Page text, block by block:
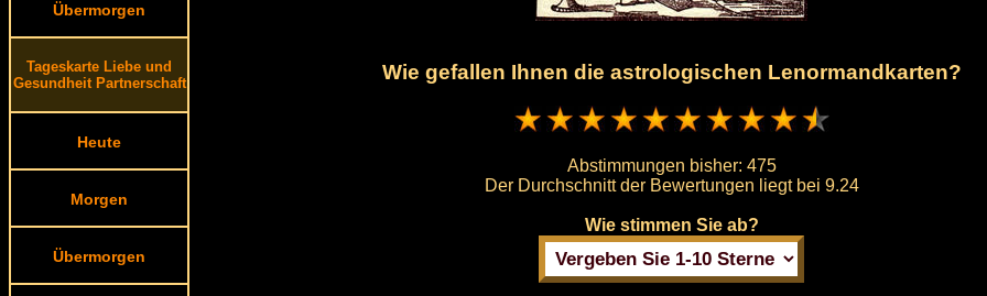
Übermorgen
Tageskarte Liebe und
Gesundheit Partnerschaft
Heute
Morgen
Übermorgen
Wie gefallen Ihnen die astrologischen Lenormandkarten?
Abstimmungen bisher: 475
Der Durchschnitt der Bewertungen liegt bei 9.24
Wie stimmen Sie ab?